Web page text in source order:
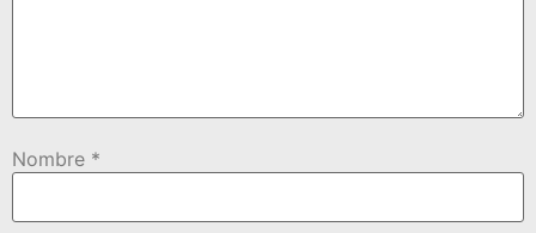
Nombre *